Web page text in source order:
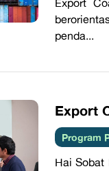
Export
penda...
Export
Program
Hai Sobat